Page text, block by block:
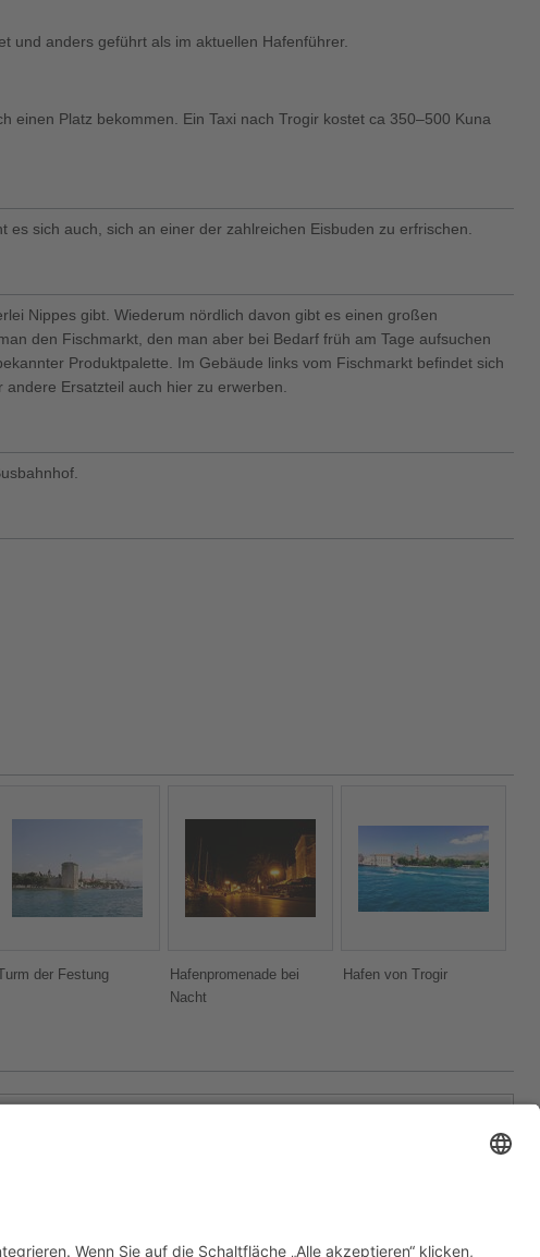
und anders geführt als im aktuellen Hafenführer.
einen Platz bekommen. Ein Taxi nach Trogir kostet ca 350–500 Kuna
sich auch, sich an einer der zahlreichen Eisbuden zu erfrischen.
Nippes gibt. Wiederum nördlich davon gibt es einen großen
den Fischmarkt, den man aber bei Bedarf früh am Tage aufsuchen
Produktpalette. Im Gebäude links vom Fischmarkt befindet sich
Ersatzteil auch hier zu erwerben.
der Festung
Hafenpromenade bei
Nacht
Hafen von Trogir
|